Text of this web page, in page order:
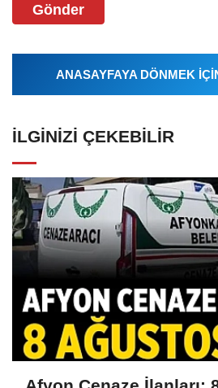
Gönder
ANASAYFAYA DÖNMEK
İLGINIZI ÇEKEBILIR